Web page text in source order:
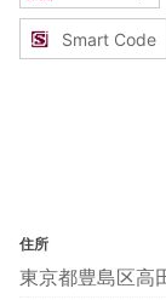
Smart Code
住所
東京都豊島区高